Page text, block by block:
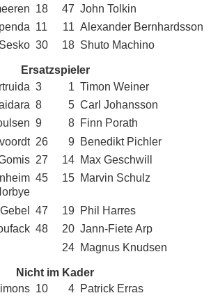
18 47 John Tolkin
11 11 Alexander Bernhardsson
30 18 Shuto Machino
Ersatzspieler
3 1 Timon Weiner
8 5 Carl Johansson
9 8 Finn Porath
26 9 Benedikt Pichler
27 14 Max Geschwill
45 15 Marvin Schulz
47 19 Phil Harres
48 20 Jann-Fiete Arp
24 Magnus Knudsen
Nicht im Kader
10 4 Patrick Erras